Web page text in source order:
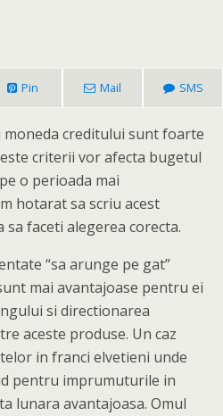
Pin Mail SMS
moneda creditului sunt foarte
criterii vor afecta bugetul
o perioada mai
hotarat sa scriu acest
faceti alegerea corecta.
“sa arunge pe gat”
mai avantajoase pentru ei
si directionarea
aceste produse. Un caz
in franci elvetieni unde
pentru imprumuturile in
lunara avantajoasa. Omul